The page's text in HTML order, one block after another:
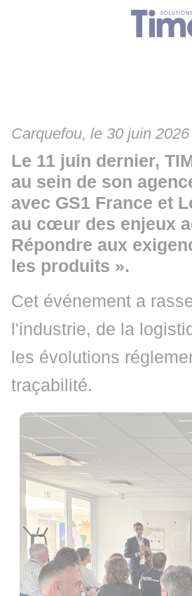
•
Carquefou, le 30 juin 2026
Le 11 juin dernier,
au sein de son
avec GS1 France et
au cœur des enjeux
Répondre aux
les produits ».
Cet événement a
l'industrie, de la
les évolutions
traçabilité.